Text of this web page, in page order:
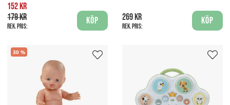
152 kr
179 kr
Rek. pris:
Köp 269 kr
Rek. pris:
Köp
30